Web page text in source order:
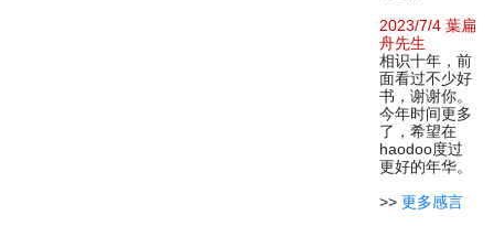
2023/7/4 葉扁
舟先生
相识十年，前
面看过不少好
书，谢谢你。
今年时间更多
了，希望在
haodoo度过
更好的年华。
>> 更多感言